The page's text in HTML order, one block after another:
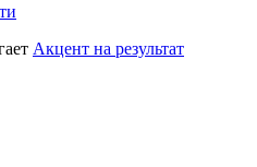
Акцент на результат